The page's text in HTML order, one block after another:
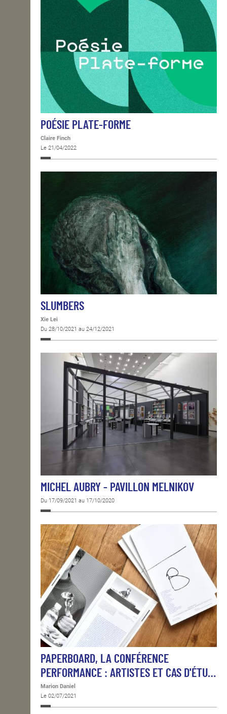
POÉSIE PLATE-FORME
Claire Finch
Le 21/04/2022
SLUMBERS
Xie Lei
Du 28/10/2021 au 24/12/2021
MICHEL AUBRY - PAVILLON MELNIKOV
Du 17/09/2021 au 17/10/2020
PAPERBOARD, LA CONFÉRENCE
PERFORMANCE : ARTISTES ET CAS D'ÉTU…
Marion Daniel
Le 02/07/2021